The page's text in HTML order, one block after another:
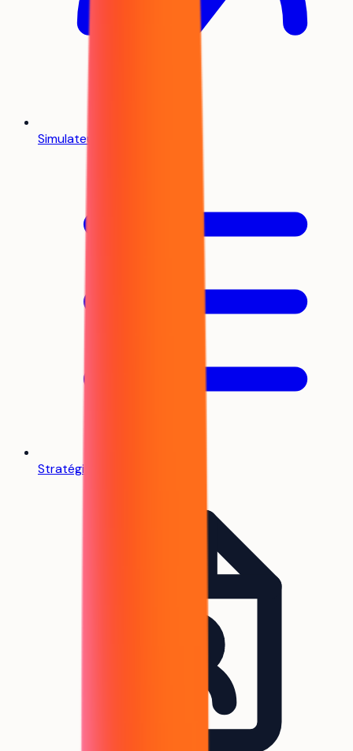
Simulateur Parcoursup
Stratégie de vœux